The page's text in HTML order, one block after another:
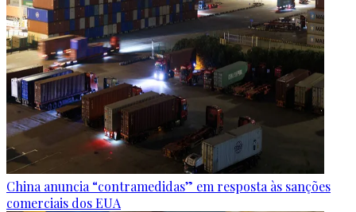
China anuncia “contramedidas” em resposta às sanções
comerciais dos EUA